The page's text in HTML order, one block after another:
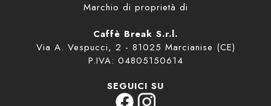
Marchio di proprietà di
Caffè Break S.r.l.
Via A. Vespucci, 2 - 81025 Marcianise (CE)
P.IVA: 04805150614
SEGUICI SU